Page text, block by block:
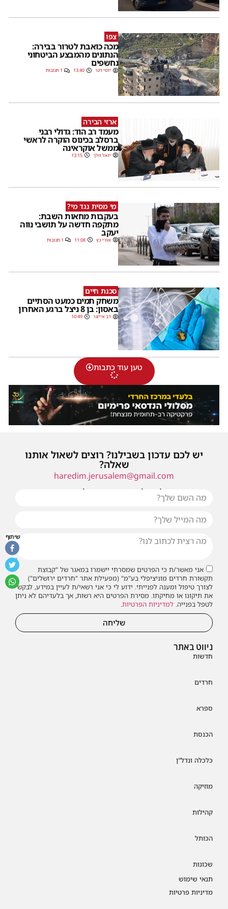
צפו
מכה כואבת לטרור בבירה:
הנתונים מהמבצע הביטחוני
נחשפים
יוסי וינר 13:40 1 תגובות
ארזי הבירה
מעמד רב הוד: גדולי רבני
ברסלב בכינוס הוקרה לראשי
ממשל אוקראינה
יואל וולך 13:15
מי מסית נגד מי?
בעקבות מחאות השבת:
מתקפה חדשה על תושבי נווה
יעקב
אורי כץ 11:08 1 תגובות
סכנת חיים
משחק תמים כמעט הסתיים
באסון: בן 8 ניצל ברגע האחרון
דב אייזנר 10:49
טען עוד כתבות
ניווט באתר
חדשות
חרדים
ספרא
הכנסת
כלכלה ונדל"ן
מוזיקה
קהילות
הכותל
שכונות
תנאי שימוש
מדיניות פרטיות
יש לכם עדכון בשבילנו? רוצים לשאול אותנו
שאלה?
haredim.jerusalem@gmail.com
או שילחו אלינו פנייה ונחזור אליכם בהקדם
אני מאשר/ת כי הפרטים שמסרתי יישמרו במאגר של "קבוצת
תקשורת חרדים מוניציפלי בע"מ" (מפעילת אתר "חרדים ירושלים")
לצורך טיפול ומענה לפנייתי. ידוע לי כי אני רשאי/ת לעיין במידע, לבקש
את תיקונו או מחיקתו. מסירת הפרטים היא רשות, אך בלעדיהם לא ניתן
לטפל בפנייה. למדיניות הפרטיות.
שליחה
שיתוף